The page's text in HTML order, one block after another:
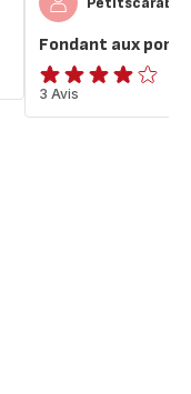
Fondant aux
Avis
4
3 Avis